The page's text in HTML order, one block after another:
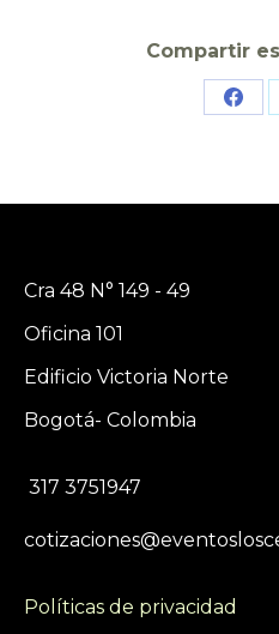
Compartir
Cra 48 N° 149 - 49
Oficina 101
Edificio Victoria Norte
Bogotá- Colombia
317 3751947
Políticas de privacidad